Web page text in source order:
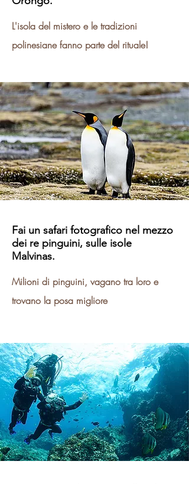
L'isola del mistero e le tradizioni
polinesiane fanno parte del rituale!
Fai un safari fotografico nel mezzo
dei re pinguini, sulle isole
Malvinas.
Milioni di pinguini, vagano tra loro e
trovano la posa migliore